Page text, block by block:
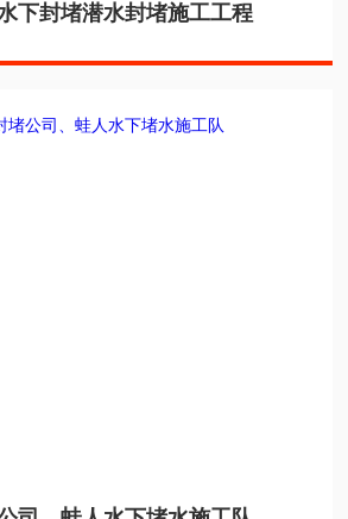
下封堵潜水封堵施工工程